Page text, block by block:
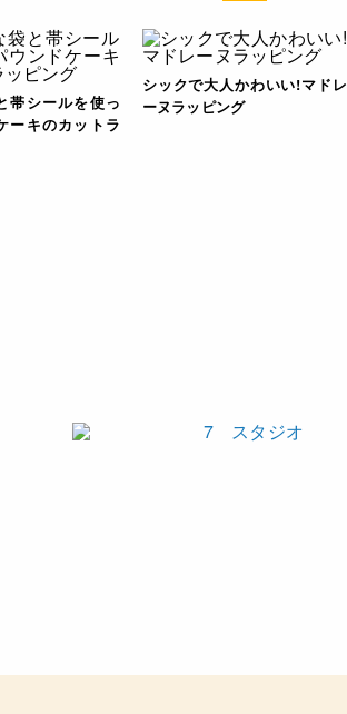
帯シールを使っ
ーキのカットラ
シックで大人かわいい!マドレ
ーヌラッピング